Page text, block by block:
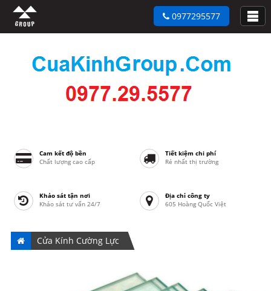
Cam kết độ bền
Chất lượng cao cấp
Tiết kiệm chi phí
Rẻ nhất thị trường
Khảo sát tận nơi
Khảo sát tư vấn 24/7
Địa chỉ công ty
605 Hoàng Quốc Việt
0977295577
Cửa Kính Cường Lực